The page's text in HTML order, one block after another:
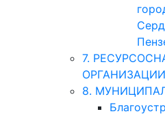
7.
ОРГАНИЗАЦИИ
8.